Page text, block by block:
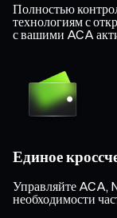
Полностью
технологиям с
с вашими ACA
Единое
Управляйте ACA,
необходимости